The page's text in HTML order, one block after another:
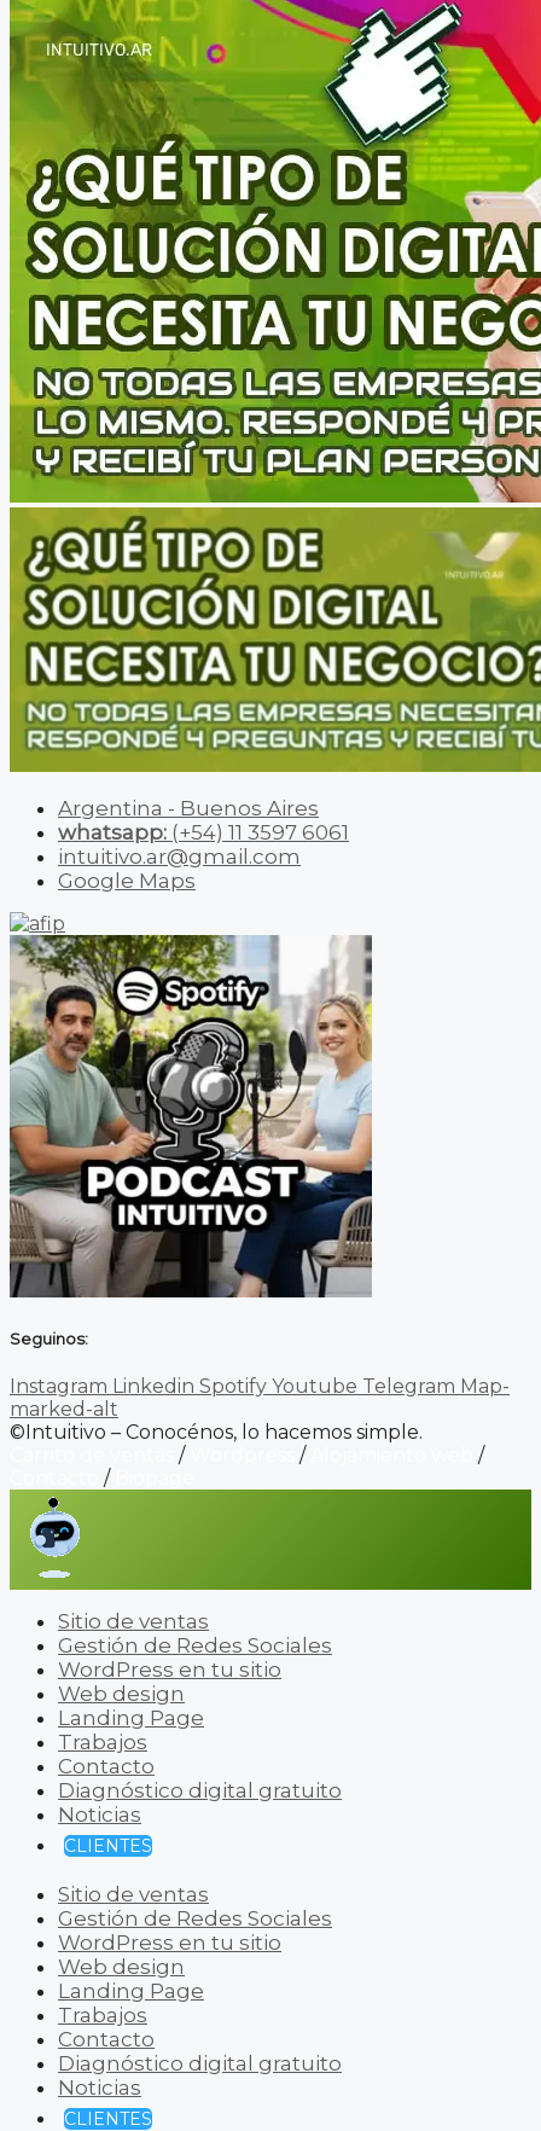
Argentina - Buenos Aires
whatsapp: (+54) 11 3597 6061
intuitivo.ar@gmail.com
Google Maps
Seguinos:
Instagram Linkedin Spotify Youtube Telegram Map-
marked-alt
©Intuitivo – Conocénos, lo hacemos simple.
/ /
/
/
Sitio de ventas
Gestión de Redes Sociales
WordPress en tu sitio
Web design
Landing Page
Trabajos
Contacto
Diagnóstico digital gratuito
Noticias
CLIENTES
Sitio de ventas
Gestión de Redes Sociales
WordPress en tu sitio
Web design
Landing Page
Trabajos
Contacto
Diagnóstico digital gratuito
Noticias
CLIENTES